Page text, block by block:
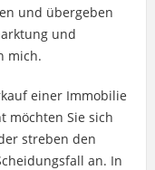
und übergeben
und
mich.
einer Immobilie
möchten Sie sich
streben den
an. In